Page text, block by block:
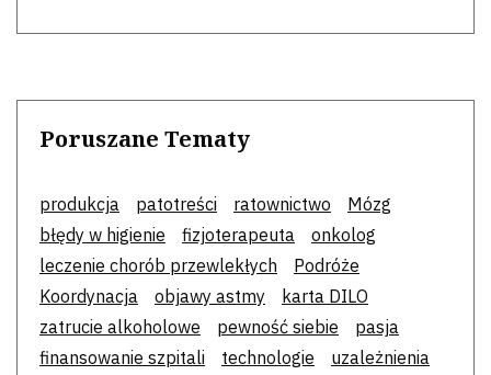
Poruszane Tematy
produkcja patotreści ratownictwo
Mózg
błędy w higienie
fizjoterapeuta
onkolog
leczenie chorób przewlekłych
Podróże
Koordynacja
objawy astmy
karta DILO
zatrucie alkoholowe
pewność siebie
pasja
finansowanie szpitali
technologie
uzależnienia